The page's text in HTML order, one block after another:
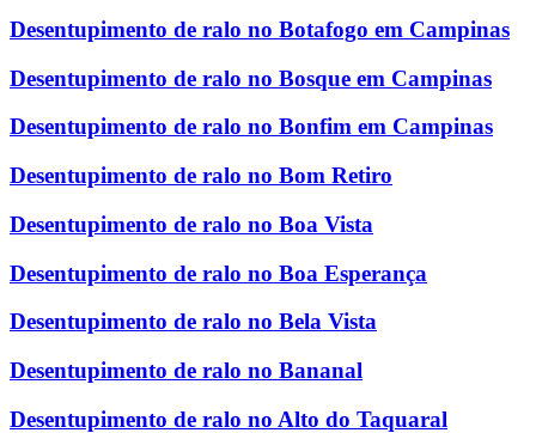
Desentupimento de ralo no Botafogo em Campinas
Desentupimento de ralo no Bosque em Campinas
Desentupimento de ralo no Bonfim em Campinas
Desentupimento de ralo no Bom Retiro
Desentupimento de ralo no Boa Vista
Desentupimento de ralo no Boa Esperança
Desentupimento de ralo no Bela Vista
Desentupimento de ralo no Bananal
Desentupimento de ralo no Alto do Taquaral